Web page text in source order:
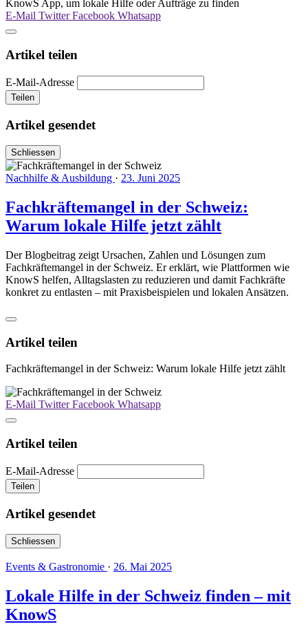
E-Mail TwitterFacebook Whatsapp
Artikel teilen
E-Mail-Adresse
Teilen
Artikel gesendet
Schliessen
Nachhilfe & Ausbildung · 23. Juni 2025
Fachkräftemangel in der Schweiz:
Warum lokale Hilfe jetzt zählt
Der Blogbeitrag zeigt Ursachen, Zahlen und Lösungen zum
Fachkräftemangel in der Schweiz. Er erklärt, wie Plattformen wie
KnowS helfen, Alltagslasten zu reduzieren und damit Fachkräfte
konkret zu entlasten – mit Praxisbeispielen und lokalen Ansätzen.
Artikel teilen
Fachkräftemangel in der Schweiz: Warum lokale Hilfe jetzt zählt
E-Mail TwitterFacebook Whatsapp
Artikel teilen
E-Mail-Adresse
Teilen
Artikel gesendet
Schliessen
Events & Gastronomie · 26. Mai 2025
Lokale Hilfe in der Schweiz finden – mit
KnowS